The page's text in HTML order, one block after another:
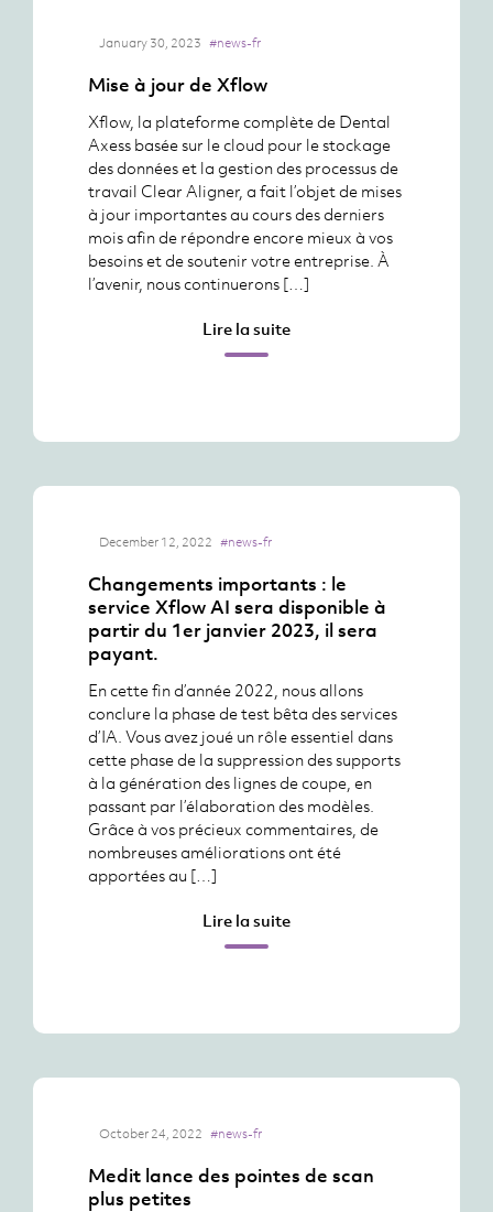
January 30, 2023 #news-fr
Mise à jour de Xflow
Xflow, la plateforme complète de Dental
Axess basée sur le cloud pour le stockage
des données et la gestion des processus de
travail Clear Aligner, a fait l’objet de mises
à jour importantes au cours des derniers
mois afin de répondre encore mieux à vos
besoins et de soutenir votre entreprise. À
l’avenir, nous continuerons […]
Lire la suite
December 12, 2022 #news-fr
Changements importants : le
service Xflow AI sera disponible à
partir du 1er janvier 2023, il sera
payant.
En cette fin d’année 2022, nous allons
conclure la phase de test bêta des services
d’IA. Vous avez joué un rôle essentiel dans
cette phase de la suppression des supports
à la génération des lignes de coupe, en
passant par l’élaboration des modèles.
Grâce à vos précieux commentaires, de
nombreuses améliorations ont été
apportées au […]
Lire la suite
October 24, 2022 #news-fr
Medit lance des pointes de scan
plus petites